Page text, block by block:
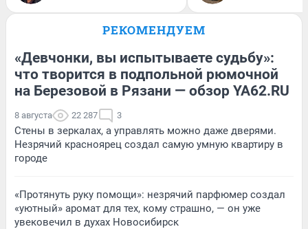
РЕКОМЕНДУЕМ
«Девчонки, вы испытываете судьбу»:
что творится в подпольной рюмочной
на Березовой в Рязани — обзор YA62.RU
8 августа 22 287 3
Стены в зеркалах, а управлять можно даже дверями.
Незрячий красноярец создал самую умную квартиру в
городе
«Протянуть руку помощи»: незрячий парфюмер создал
«уютный» аромат для тех, кому страшно, — он уже
увековечил в духах Новосибирск